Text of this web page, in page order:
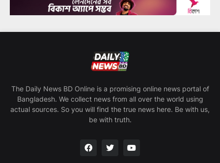
The Daily News BD Online is a promising online news portal of
Bangladesh. We collect news from all over the world using
actual sources. So you will find the true news here. Be with us,
be with truth.